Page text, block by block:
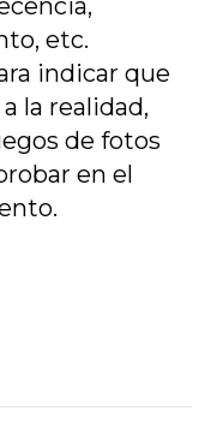
etc.
indicar que
la realidad,
de fotos
en el